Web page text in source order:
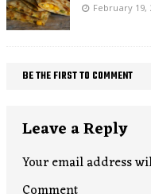
February 19,
BE THE FIRST TO COMMENT
Leave a Reply
Your email address